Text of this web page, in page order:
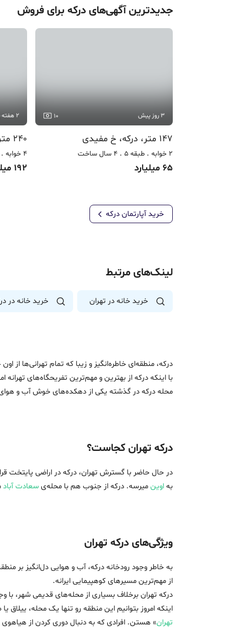
جدیدترین آگهی‌های درکه برای فروش
3 روز پیش 10
147 متر، درکه، خ مفیدی
2 خوابه طبقه 5 4 سال ساخت
65 میلیارد
2 هفته پیش
240 متر، درکه، خیابان احمدپور
4 خوابه
192 میلیارد
خرید آپارتماندرکه
لینک‌های مرتبط
خرید خانه در تهران خرید خانه در
درکه، منطقه‌ای خاطره‌انگیز و زیبا که تمام تهرانی‌ها از
با اینکه درکه از بهترین و مهم‌ترین تفریحگاه‌های تهرانه
محله درکه در گذشته یکی از دهکده‌های خوش آب و هوای
درکه تهران کجاست؟
در حال حاضر با گسترش تهران، درکه در اراضی پایتخت قرار گرفته. درکه در منطقه 2 شهرداری تهران و تنها بخشی از
بهاوینمیرسه. درکه از جنوب هم با محله‌یسعادت آباد
ویژگی‌های درکه تهران
به خاطر وجود رودخانه درکه، آب و هوایی دل‌انگیز بر
از مهم‌ترین مسیرهای کوهپیمایی ایرانه.
درکه تهران برخلاف بسیاری از محله‌های قدیمی شهر،
اینکه امروز بتوانیم این منطقه رو تنها یک محله،
تهران» هستن. افرادی که به دنبال دوری کردن از